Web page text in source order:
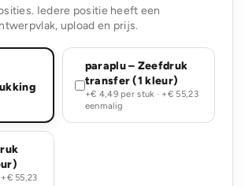
Iedere positie heeft een
upload en prijs.
paraplu – Zeefdruk
transfer (1 kleur)
+€ 4,49 per stuk · +€ 55,23
eenmalig
55,23